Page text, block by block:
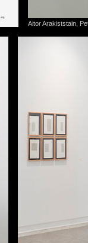
Aitor Arakiststain,